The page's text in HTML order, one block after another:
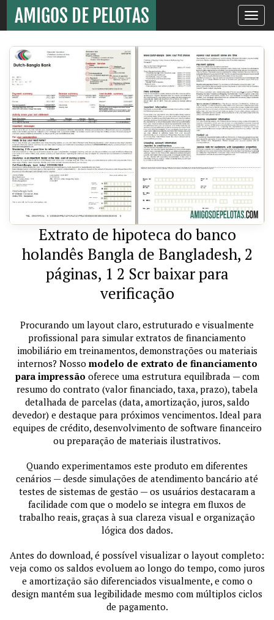
Toggle
Extrato de hipoteca do banco
holandês Bangla de Bangladesh, 2
páginas, 1 2 Scr baixar para
verificação
Procurando um layout claro, estruturado e visualmente
profissional para simular extratos de financiamento
imobiliário em treinamentos, demonstrações ou materiais
internos? Nosso modelo de extrato de financiamento
para impressão oferece uma estrutura equilibrada — com
resumo do contrato (valor financiado, taxa, prazo), tabela
detalhada de parcelas (data, amortização, juros, saldo
devedor) e destaque para próximos vencimentos. Ideal para
equipes de crédito, desenvolvimento de software financeiro
ou preparação de materiais ilustrativos.
Quando experimentamos este produto em diferentes
cenários — desde simulações de atendimento bancário até
testes de sistemas de gestão — os usuários destacaram a
facilidade com que o modelo se integra em fluxos de
trabalho reais, graças à sua clareza visual e organização
lógica dos dados.
Antes do download, é possível visualizar o layout completo:
veja como os saldos evoluem ao longo do tempo, como juros
e amortização são diferenciados visualmente, e como o
design mantém sua legibilidade mesmo com múltiplos ciclos
de pagamento.